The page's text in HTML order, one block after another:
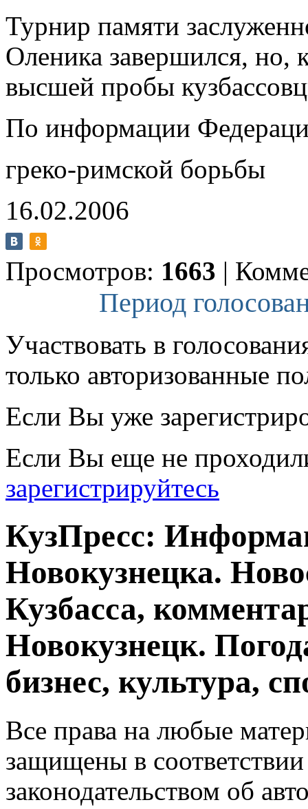
Турнир памяти
Оленика завершился, но,
высшей пробы
По информации
греко-римской борьбы
16.02.2006
Просмотров: 1663 |
Период
Участвовать в
только авторизованные
Если Вы уже
Если Вы еще не
зарегистрируйтесь
КузПресс:
Новокузнецка.
Кузбасса,
Новокузнецк.
бизнес, культура,
Все права на любые
защищены в
законодательством об